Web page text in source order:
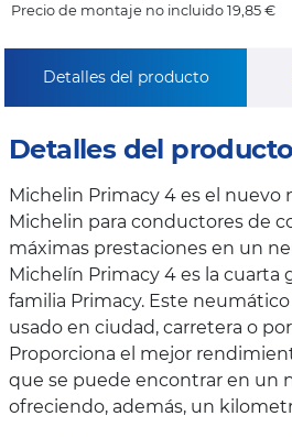
Precio de montaje no incluido 19,85 €
Detalles del producto
Detalles del producto
Michelin Primacy 4 es el nuevo
Michelin para conductores de
máximas prestaciones en un
Michelín Primacy 4 es la cuarta
familia Primacy. Este neumático
usado en ciudad, carretera o
Proporciona el mejor
que se puede encontrar en un
ofreciendo, además, un